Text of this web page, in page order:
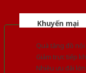
Khuyến mại
Quà tặng đồ
Giảm trực tiếp
Nhiều ưu đãi